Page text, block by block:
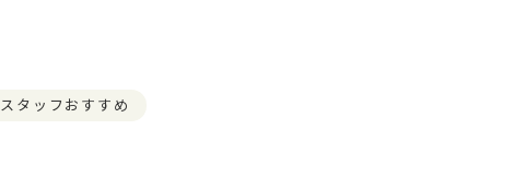
スタッフおすすめ